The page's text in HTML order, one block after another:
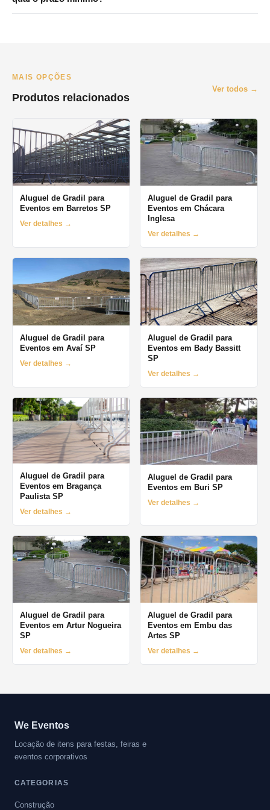
MAIS OPÇÕES
Produtos relacionados
Ver todos →
Aluguel de Gradil para
Eventos em Barretos SP
Ver detalhes →
Aluguel de Gradil para
Eventos em Chácara
Inglesa
Ver detalhes →
Aluguel de Gradil para
Eventos em Avaí SP
Ver detalhes →
Aluguel de Gradil para
Eventos em Bady Bassitt
SP
Ver detalhes →
Aluguel de Gradil para
Eventos em Bragança
Paulista SP
Ver detalhes →
Aluguel de Gradil para
Eventos em Buri SP
Ver detalhes →
Aluguel de Gradil para
Eventos em Artur Nogueira
SP
Ver detalhes →
Aluguel de Gradil para
Eventos em Embu das
Artes SP
Ver detalhes →
We Eventos
Locação de itens para festas, feiras e
eventos corporativos
CATEGORIAS
Construção